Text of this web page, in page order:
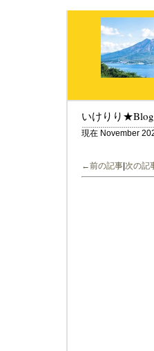
いけりり
現在 November
←前の記事 次の記